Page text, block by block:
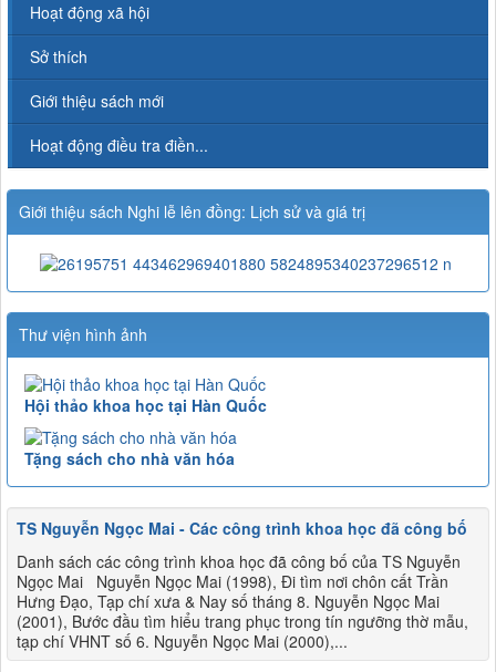
Hoạt động xã hội
Sở thích
Giới thiệu sách mới
Hoạt động điều tra điền...
Giới thiệu sách Nghi lễ lên đồng: Lịch sử và giá trị
Thư viện hình ảnh
Hội thảo khoa học tại Hàn Quốc
Tặng sách cho nhà văn hóa
TS Nguyễn Ngọc Mai - Các công trình khoa học đã công bố
Danh sách các công trình khoa học đã công bố của TS Nguyễn
Ngọc Mai Nguyễn Ngọc Mai (1998), Đi tìm nơi chôn cất Trần
Hưng Đạo, Tạp chí xưa & Nay số tháng 8. Nguyễn Ngọc Mai
(2001), Bước đầu tìm hiểu trang phục trong tín ngưỡng thờ mẫu,
tạp chí VHNT số 6. Nguyễn Ngọc Mai (2000),...